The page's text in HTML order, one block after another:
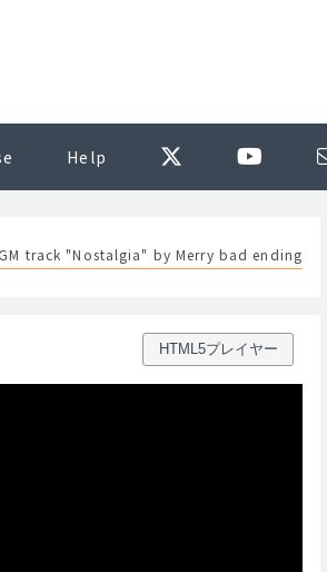
Help
track "Nostalgia" by Merry bad ending
HTML5プレイヤー